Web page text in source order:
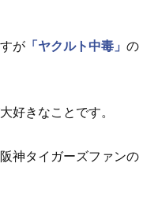
が 「ヤクルト中毒」 の
好きなことです。
神タイガーズファンの